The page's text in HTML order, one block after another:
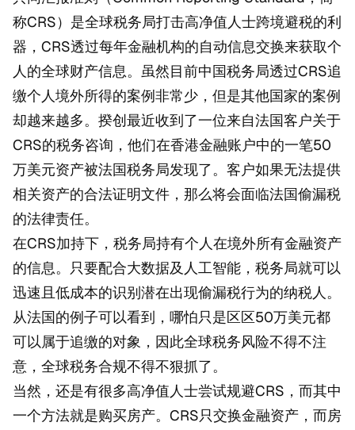
称CRS）是全球税务局打击高净值人士跨境避税的利
器，CRS透过每年金融机构的自动信息交换来获取个
人的全球财产信息。虽然目前中国税务局透过CRS追
缴个人境外所得的案例非常少，但是其他国家的案例
却越来越多。揆创最近收到了一位来自法国客户关于
CRS的税务咨询，他们在香港金融账户中的一笔50
万美元资产被法国税务局发现了。客户如果无法提供
相关资产的合法证明文件，那么将会面临法国偷漏税
的法律责任。
在CRS加持下，税务局持有个人在境外所有金融资产
的信息。只要配合大数据及人工智能，税务局就可以
迅速且低成本的识别潜在出现偷漏税行为的纳税人。
从法国的例子可以看到，哪怕只是区区50万美元都
可以属于追缴的对象，因此全球税务风险不得不注
意，全球税务合规不得不狠抓了。
当然，还是有很多高净值人士尝试规避CRS，而其中
一个方法就是购买房产。CRS只交换金融资产，而房